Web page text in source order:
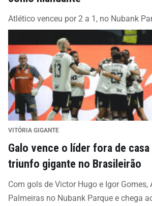
Atlético venceu por 2 a 1, no Nubank
VITÓRIA GIGANTE
Galo vence o líder fora de
triunfo gigante no Brasileirão
Com gols de Victor Hugo e Igor Gomes,
Palmeiras no Nubank Parque e chega